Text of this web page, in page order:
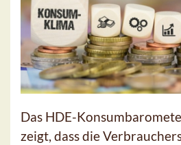
Das HDE-
zeigt, dass die